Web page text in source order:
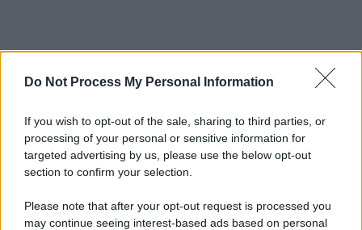
Do Not Process My Personal Information
If you wish to opt-out of the sale, sharing to third parties, or
processing of your personal or sensitive information for
targeted advertising by us, please use the below opt-out
section to confirm your selection.
Please note that after your opt-out request is processed you
may continue seeing interest-based ads based on personal